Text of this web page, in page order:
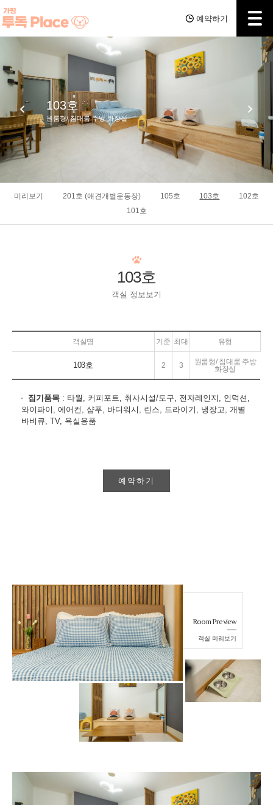
예약하기
103호
원룸형/ 침대룸 주방 화장실
미리보기 201호 (애견개별운동장) 105호 103호
102호
101호
103호
객실 정보보기
객실명 기준 최대 유형
103호 2 3
원룸형/ 침대룸 주방
화장실
집기품목 : 타월, 커피포트, 취사시설/도구, 전자레인지, 인덕션,
와이파이, 에어컨, 샴푸, 바디워시, 린스, 드라이기, 냉장고, 개별
바비큐, TV, 욕실용품
예약하기
Room Preview
객실 미리보기